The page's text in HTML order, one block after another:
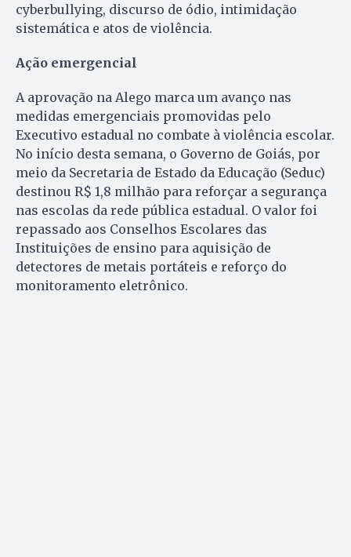
cyberbullying, discurso de ódio, intimidação
sistemática e atos de violência.
Ação emergencial
A aprovação na Alego marca um avanço nas
medidas emergenciais promovidas pelo
Executivo estadual no combate à violência escolar.
No início desta semana, o Governo de Goiás, por
meio da Secretaria de Estado da Educação (Seduc)
destinou R$ 1,8 milhão para reforçar a segurança
nas escolas da rede pública estadual. O valor foi
repassado aos Conselhos Escolares das
Instituições de ensino para aquisição de
detectores de metais portáteis e reforço do
monitoramento eletrônico.